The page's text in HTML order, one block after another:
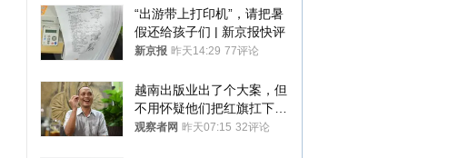
“出游带上打印机”，请把暑
假还给孩子们 | 新京报快评
新京报 昨天14:29 77评论
越南出版业出了个大案，但
不用怀疑他们把红旗扛下去
的决心
观察者网 昨天07:15 32评论